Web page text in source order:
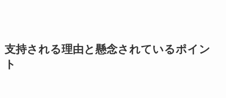
支持される理由と懸念されているポイン
ト